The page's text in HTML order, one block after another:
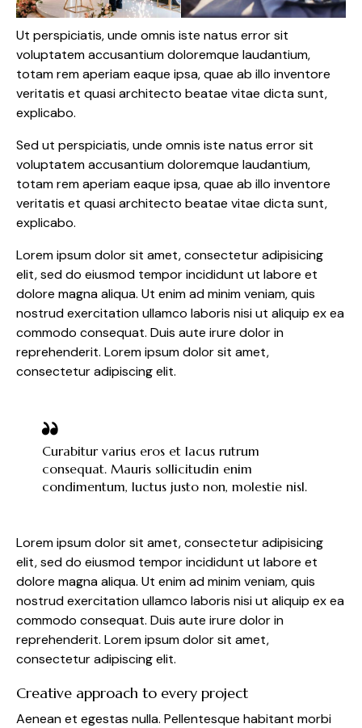
Ut perspiciatis, unde omnis iste natus error sit
voluptatem accusantium doloremque laudantium,
totam rem aperiam eaque ipsa, quae ab illo inventore
veritatis et quasi architecto beatae vitae dicta sunt,
explicabo.
Sed ut perspiciatis, unde omnis iste natus error sit
voluptatem accusantium doloremque laudantium,
totam rem aperiam eaque ipsa, quae ab illo inventore
veritatis et quasi architecto beatae vitae dicta sunt,
explicabo.
Lorem ipsum dolor sit amet, consectetur adipisicing
elit, sed do eiusmod tempor incididunt ut labore et
dolore magna aliqua. Ut enim ad minim veniam, quis
nostrud exercitation ullamco laboris nisi ut aliquip ex ea
commodo consequat. Duis aute irure dolor in
reprehenderit. Lorem ipsum dolor sit amet,
consectetur adipiscing elit.
Curabitur varius eros et lacus rutrum
consequat. Mauris sollicitudin enim
condimentum, luctus justo non, molestie nisl.
Lorem ipsum dolor sit amet, consectetur adipisicing
elit, sed do eiusmod tempor incididunt ut labore et
dolore magna aliqua. Ut enim ad minim veniam, quis
nostrud exercitation ullamco laboris nisi ut aliquip ex ea
commodo consequat. Duis aute irure dolor in
reprehenderit. Lorem ipsum dolor sit amet,
consectetur adipiscing elit.
Creative approach to every project
Aenean et egestas nulla. Pellentesque habitant morbi